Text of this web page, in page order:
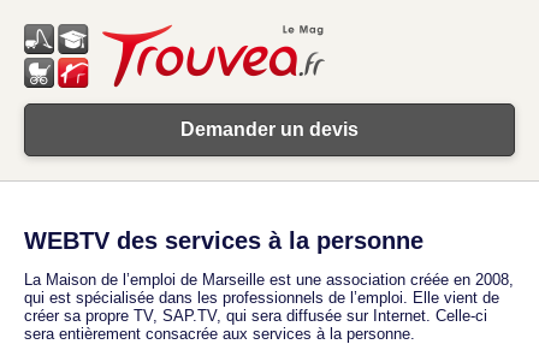
Demander un devis
WEBTV des services à la personne
La Maison de l’emploi de Marseille est une association créée en 2008,
qui est spécialisée dans les professionnels de l’emploi. Elle vient de
créer sa propre TV, SAP.TV, qui sera diffusée sur Internet. Celle-ci
sera entièrement consacrée aux services à la personne.